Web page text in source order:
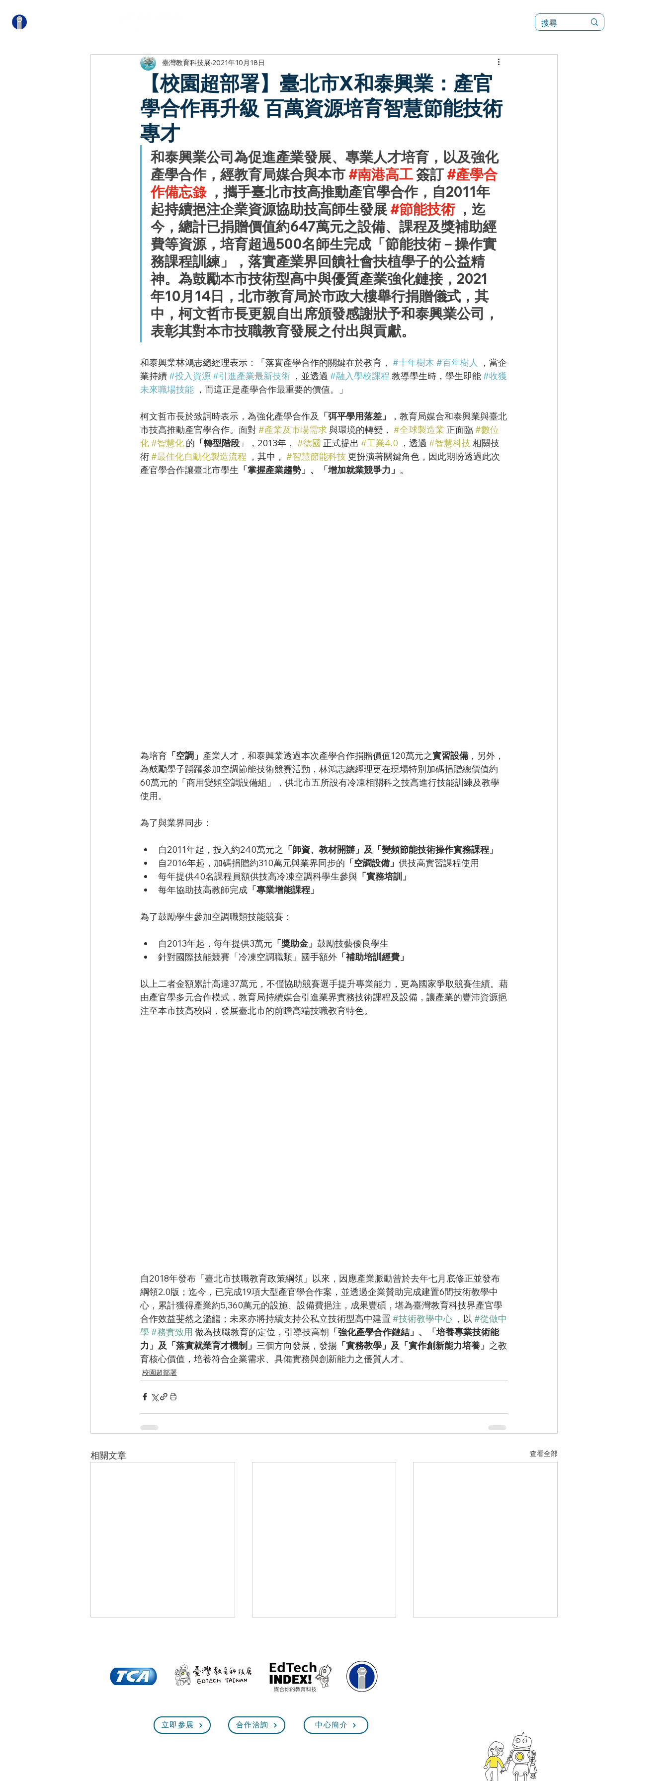
【校園超部署】臺北市X和泰興業：產官
學合作再升級 百萬資源培育智慧節能技術
專才
臺灣教育科技展 2021年10月18日
和泰興業公司為促進產業發展、專業人才培育 ，以及強化
產學合作，經教育局媒合與本市 #南港高工 簽訂 #產學合
作備忘錄 ，攜手臺北市技高推動產官學合作，自2011年
起持續挹注企業資源協助技高師生發展 #節能技術 ，迄
今，總計已捐贈價值約647萬元之設備、課程及獎補助經
費等資源，培育超過500名師生完成「節能技術－操作實
務課程訓練」，落實產業界回饋社會扶植學子的公益精
神。為鼓勵本市技術型高中與優質產業強化鏈接，2021
年10月14日，北市教育局於市政大樓舉行捐贈儀式，其
中，柯文哲市長更親自出席頒發感謝狀予和泰興業公司，
表彰其對本市技職教育發展之付出與貢獻。
和泰興業林鴻志總經理表示：「落實產學合作的關鍵在於教育， #十年樹木 #百年樹人
，當企
業持續 #投入資源 #引進產業最新技術 ，並透過 #融入學校課程 教導學生時，學生即能 #收獲
未來職場技能 ，而這正是產學合作最重要的價值。」
柯文哲市長於致詞時表示，為強化產學合作及 「弭平學用落差」
，教育局媒合和泰興業與臺北
市技高推動產官學合作。面對 #產業及市場需求 與環境的轉變， #全球製造業 正面臨 #數位
化 #智慧化 的 「轉型階段 」，2013年， #德國 正式提出 #工業4.0 ，透過 #智慧科技 相關技
術 #最佳化自動化製造流程 ，其中， #智慧節能科技 更扮演著關鍵角色，因此期盼透過此次
產官學合作讓臺北市學生 「掌握產業趨勢」、「增加就業競爭力」 。
為培育 「空調」 產業人才，和泰興業透過本次產學合作捐贈價值120萬元之實習設備，另外，
為鼓勵學子踴躍參加空調節能技術競賽活動，林鴻志總經理更在現場特別加碼捐贈總價值約
60萬元的「商用變頻空調設備組」，供北市五所設有冷凍相關科之技高進行技能訓練及教學
使用。
為了與業界同步：
自2011年起，投入約240萬元之 「師資、教材開辦」及「變頻節能技術操作實務課程」
自2016年起，加碼捐贈約310萬元與業界同步的 「空調設備」 供技高實習課程使用
每年提供40名課程員額供技高冷凍空調科學生參與 「實務培訓」
每年協助技高教師完成 「專業增能課程」
為了鼓勵學生參加空調職類技能競賽：
自2013年起，每年提供3萬元 「獎助金」 鼓勵技藝優良學生
針對國際技能競賽「冷凍空調職類」國手額外 「補助培訓經費」
以上二者金額累計高達37萬元，不僅協助競賽選手提升專業能力，更為國家爭取競賽佳績。藉
由產官學多元合作模式，教育局持續媒合引進業界實務技術課程及設備，讓產業的豐沛資源挹
注至本市技高校園，發展臺北市的前瞻高端技職教育特色。
自2018年發布「臺北市技職教育政策綱領」以來，因應產業脈動曾於去年七月底修正並發布
綱領2.0版；迄今，已完成19項大型產官學合作案，並透過企業贊助完成建置6間技術教學中
心，累計獲得產業約5,360萬元的設施、設備費挹注，成果豐碩，堪為臺灣教育科技界產官學
合作效益斐然之濫觴；未來亦將持續支持公私立技術型高中建置 #技術教學中心 ，以 #從做中
學 #務實致用 做為技職教育的定位，引導技高朝 「強化產學合作鏈結」、「培養專業技術能
力」及「落實就業育才機制」 三個方向發展，發揚 「實務教學」及「實作創新能力培養」 之教
育核心價值，培養符合企業需求、具備實務與創新能力之優質人才。
校園超部署
相關文章 查看全部
奇勤科技助攻永和國中體育
班 打造全台首座球學並進數
ViewSonic 牽手中崙高中，
打造北市首座創新教室
立即參展 合作洽詢 中心簡介